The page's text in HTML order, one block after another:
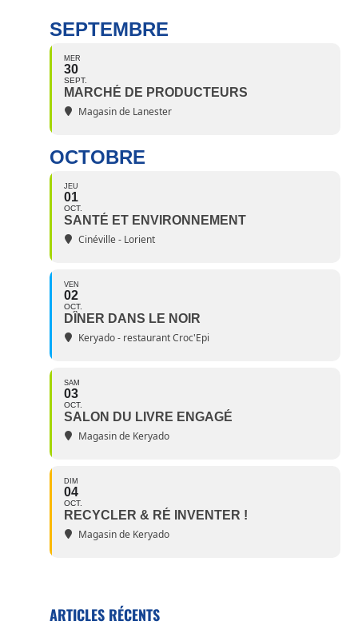
SEPTEMBRE
MER
30
SEPT.
MARCHÉ DE PRODUCTEURS
Magasin de Lanester
OCTOBRE
JEU
01
OCT.
SANTÉ ET ENVIRONNEMENT
Cinéville - Lorient
VEN
02
OCT.
DÎNER DANS LE NOIR
Keryado - restaurant Croc'Epi
SAM
03
OCT.
SALON DU LIVRE ENGAGÉ
Magasin de Keryado
DIM
04
OCT.
RECYCLER & RÉ INVENTER !
Magasin de Keryado
ARTICLES RÉCENTS